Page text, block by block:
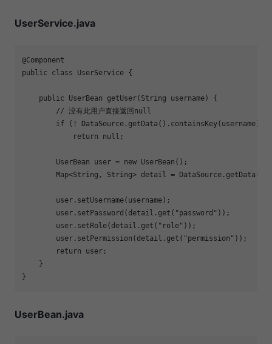
UserService.java
@Component
public
class UserService {
public UserBean getUser(String username)
{
// 没有此用户直接返回null
if (! DataSource.getData().containsKey(username))
return
null ;
        UserBean user =
new UserBean();
Map<String, String> detail =
        user.setUsername(username);
        user.setPassword(detail.get(
"password" ));
        user.setRole(detail.get(
"role" ));
        user.setPermission(detail.get(
"permission" ));
return user;
    }
UserBean.java